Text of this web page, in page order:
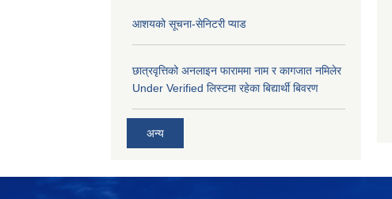
आशयको सूचना-सेनिटरी प्याड
छात्रवृत्तिको अनलाइन फाराममा नाम र कागजात नमिलेर
Under Verified लिस्टमा रहेका बिद्यार्थी बिवरण
अन्य